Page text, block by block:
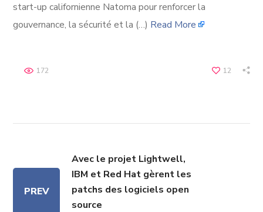
start-up californienne Natoma pour renforcer la
gouvernance, la sécurité et la (…) Read More
12
172
PREV
Avec le projet Lightwell,
IBM et Red Hat gèrent les
patchs des logiciels open
source